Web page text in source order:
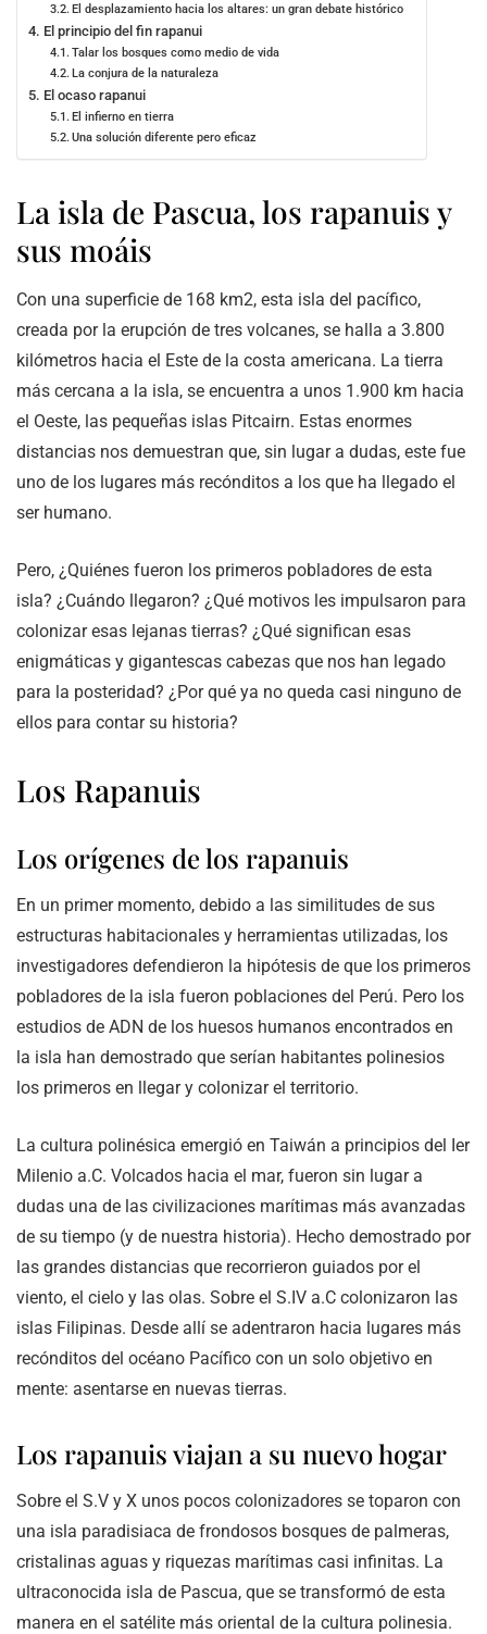
El desplazamiento hacia los altares: un gran debate histórico
El principio del fin rapanui
Talar los bosques como medio de vida
La conjura de la naturaleza
El ocaso rapanui
El infierno en tierra
Una solución diferente pero eficaz
La isla de Pascua, los rapanuis y
sus moáis
Con una superficie de 168 km2, esta isla del pacífico,
creada por la erupción de tres volcanes, se halla a 3.800
kilómetros hacia el Este de la costa americana. La tierra
más cercana a la isla, se encuentra a unos 1.900 km hacia
el Oeste, las pequeñas islas Pitcairn. Estas enormes
distancias nos demuestran que, sin lugar a dudas, este fue
uno de los lugares más recónditos a los que ha llegado el
ser humano.
Pero, ¿Quiénes fueron los primeros pobladores de esta
isla? ¿Cuándo llegaron? ¿Qué motivos les impulsaron para
colonizar esas lejanas tierras? ¿Qué significan esas
enigmáticas y gigantescas cabezas que nos han legado
para la posteridad? ¿Por qué ya no queda casi ninguno de
ellos para contar su historia?
Los Rapanuis
Los orígenes de los rapanuis
En un primer momento, debido a las similitudes de sus
estructuras habitacionales y herramientas utilizadas, los
investigadores defendieron la hipótesis de que los primeros
pobladores de la isla fueron poblaciones del Perú. Pero los
estudios de ADN de los huesos humanos encontrados en
la isla han demostrado que serían habitantes polinesios
los primeros en llegar y colonizar el territorio.
La cultura polinésica emergió en Taiwán a principios del Ier
Milenio a.C. Volcados hacia el mar, fueron sin lugar a
dudas una de las civilizaciones marítimas más avanzadas
de su tiempo (y de nuestra historia). Hecho demostrado por
las grandes distancias que recorrieron guiados por el
viento, el cielo y las olas. Sobre el S.IV a.C colonizaron las
islas Filipinas. Desde allí se adentraron hacia lugares más
recónditos del océano Pacífico con un solo objetivo en
mente: asentarse en nuevas tierras.
Los rapanuis viajan a su nuevo hogar
Sobre el S.V y X unos pocos colonizadores se toparon con
una isla paradisiaca de frondosos bosques de palmeras,
cristalinas aguas y riquezas marítimas casi infinitas. La
ultraconocida isla de Pascua, que se transformó de esta
manera en el satélite más oriental de la cultura polinesia.